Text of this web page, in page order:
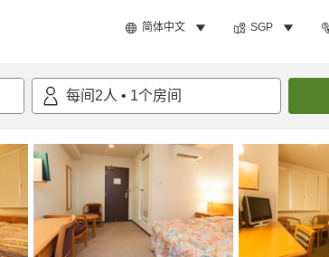
简体中文 SGP
每间 2人 • 1个房间